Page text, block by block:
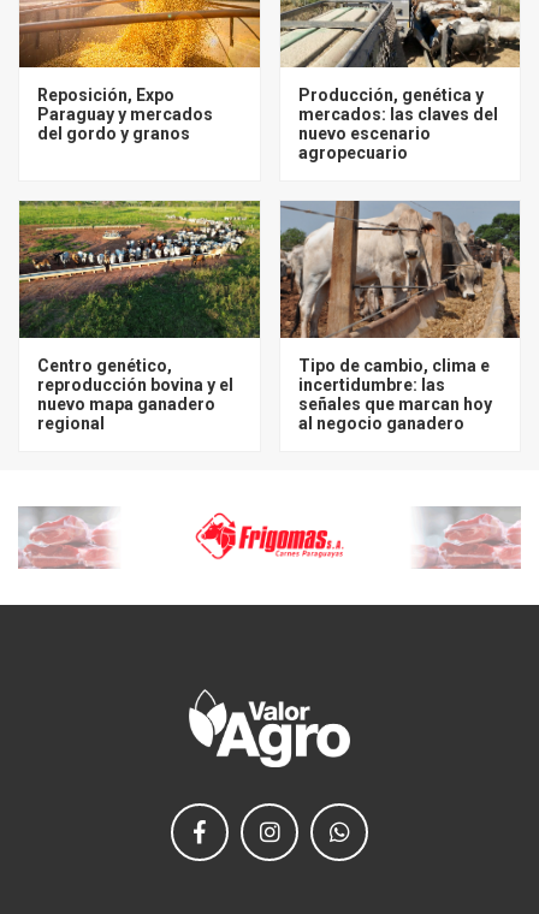
Reposición, Expo
Paraguay y mercados
del gordo y granos
Producción, genética y
mercados: las claves del
nuevo escenario
agropecuario
Centro genético,
reproducción bovina y el
nuevo mapa ganadero
regional
Tipo de cambio, clima e
incertidumbre: las
señales que marcan hoy
al negocio ganadero